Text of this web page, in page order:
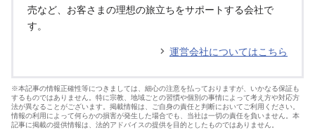
売など、お客さまの理想の旅立ちをサポートする会社で
す。
運営会社についてはこちら
※本記事の情報正確性等につきましては、細心の注意を払っておりますが、いかなる保証も
するものではありません。特に宗教、地域ごとの習慣や個別の事情によって考え方や対応方
法が異なることがございます。掲載情報は、ご自身の責任と判断においてご利用ください。
情報の利用によって何らかの損害が発生した場合でも、当社は一切の責任を負いません。本
記事に掲載の提供情報は、法的アドバイスの提供を目的としたものではありません。